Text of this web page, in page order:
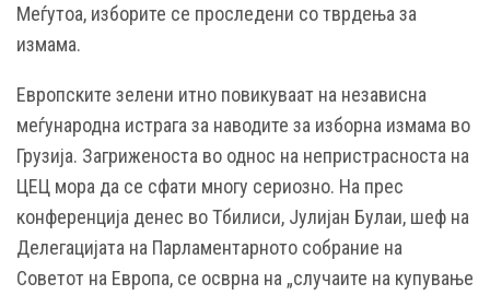
Меѓутоа, изборите се проследени со тврдења за
измама.
Европските зелени итно повикуваат на независна
меѓународна истрага за наводите за изборна измама во
Грузија. Загриженоста во однос на непристрасноста на
ЦЕЦ мора да се сфати многу сериозно. На прес
конференција денес во Тбилиси, Јулијан Булаи, шеф на
Делегацијата на Парламентарното собрание на
Советот на Европа, се осврна на „случаите на купување